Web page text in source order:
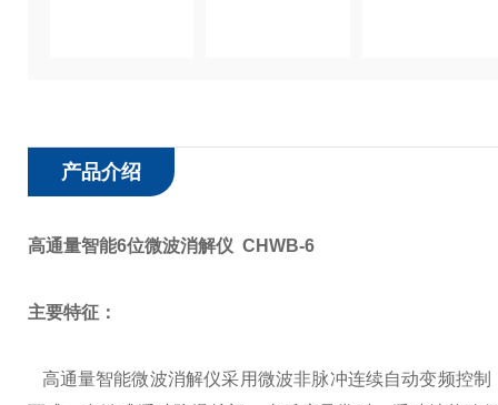
产品介绍
高通量智能6位微波消解仪 CHWB-6
主要特征：
高通量智能微波消解仪采用微波非脉冲连续自动变频控